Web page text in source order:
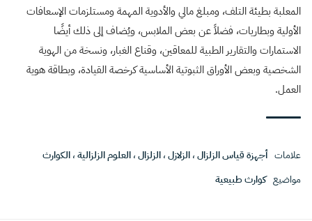
المعلبة بطيئة التلف، ومبلغ مالي والأدوية المهمة ومستلزمات الإسعافات
الأولية وبطاريات، فضلاً عن بعض الملابس، ويُضاف إلى ذلك أيضًا
الاستمارات والتقارير الطبية للمعاقين، وقناع الغبار، ونسخة من الهوية
الشخصية وبعض الأوراق الثبوتية الأساسية كرخصة القيادة، وبطاقة هوية
العمل.
علامات أجهزة قياس الزلزال،الزلازل،الزلزال،العلوم الزلزالية،الكوارث
مواضيع كوارث طبيعية